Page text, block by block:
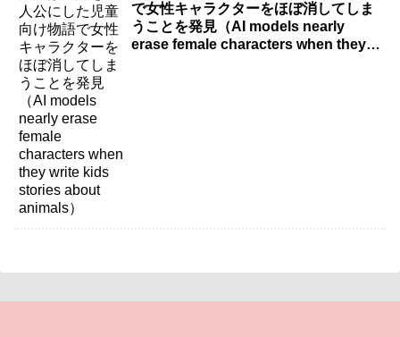
で女性キャラクターをほぼ消してしま
うことを発見（AI models nearly
erase female characters when they